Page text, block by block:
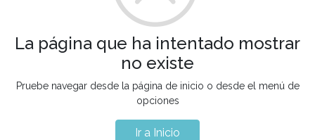
La página que ha intentado mostrar
no existe
Pruebe navegar desde la página de inicio o desde el menú de
opciones
Ir a Inicio